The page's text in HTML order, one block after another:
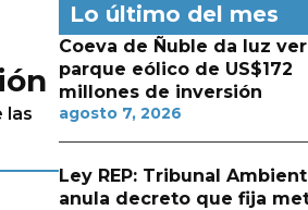
las
Lo último del mes
Coeva de Ñuble da luz
parque eólico de US$172
millones de inversión
agosto 7, 2026
Ley REP: Tribunal
anula decreto que fija